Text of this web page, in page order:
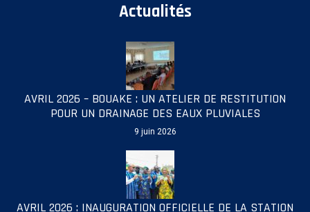
Actualités
AVRIL 2026 – BOUAKE : UN ATELIER DE RESTITUTION
POUR UN DRAINAGE DES EAUX PLUVIALES
9 juin 2026
AVRIL 2026 : INAUGURATION OFFICIELLE DE LA STATION